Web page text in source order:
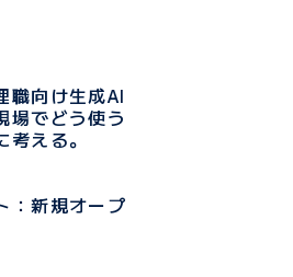
職向け生成AI
場でどう使う
える。
：新規オープ